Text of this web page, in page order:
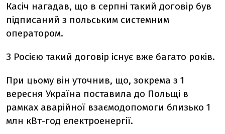
Касіч нагадав, що в серпні такий договір був
підписаний з польським системним
оператором.
З Росією такий договір існує вже багато років.
При цьому він уточнив, що, зокрема з 1
вересня Україна поставила до Польщі в
рамках аварійної взаємодопомоги близько 1
млн кВт-год електроенергії.